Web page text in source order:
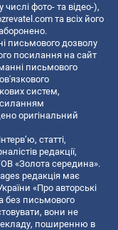
фото- та відео-),
та всіх його
письмового дозволу
посилання на сайт
письмового
систем,
оригінальний
статті,
редакції,
«Золота середина».
редакція має
«Про авторські
без письмового
вони не
поширенню в